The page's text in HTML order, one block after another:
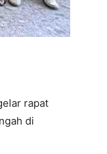
rapat
di